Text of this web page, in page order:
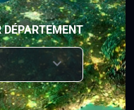
DÉPARTEMENT